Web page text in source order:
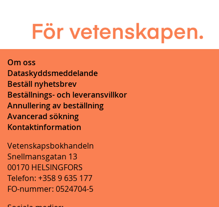
Om oss
Dataskyddsmeddelande
Beställ nyhetsbrev
Beställnings- och leveransvillkor
Annullering av beställning
Avancerad sökning
Kontaktinformation
Vetenskapsbokhandeln
Snellmansgatan 13
00170 HELSINGFORS
Telefon: +358 9 635 177
FO-nummer: 0524704-5